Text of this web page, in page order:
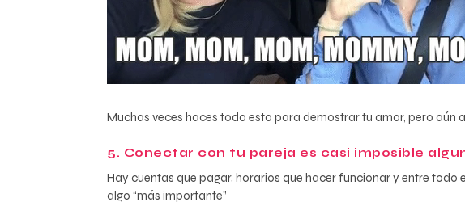
Muchas veces haces todo esto para demostrar tu amor, pero aún
5. Conectar con tu pareja es casi imposible
Hay cuentas que pagar, horarios que hacer funcionar y entre
algo “más importante”